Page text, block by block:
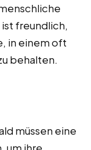
freundlich,
in einem oft
behalten.
müssen eine